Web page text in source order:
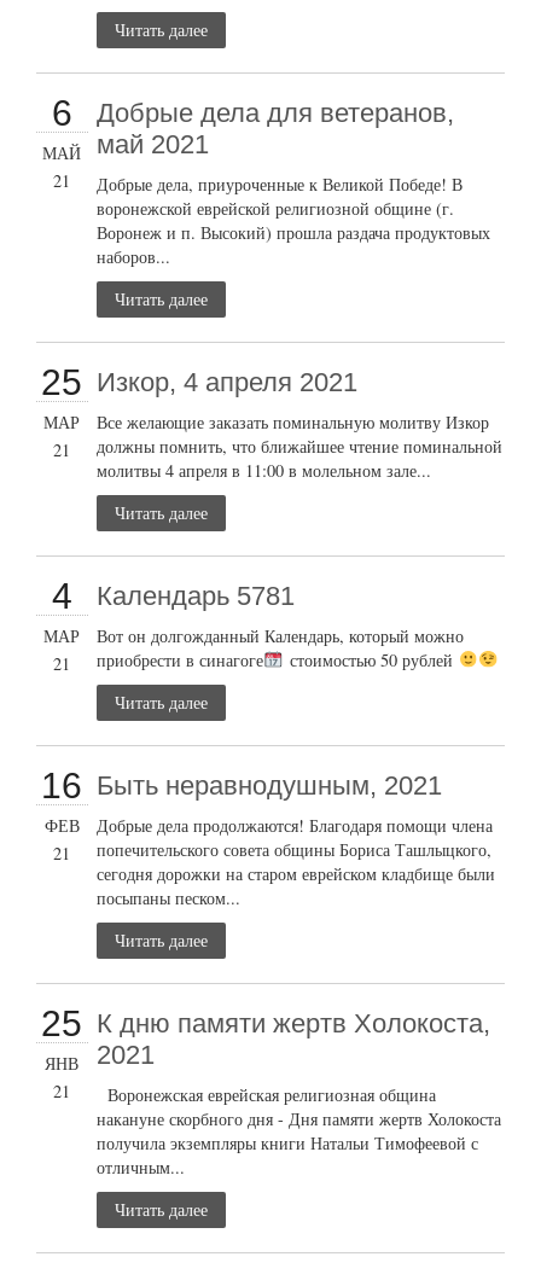
Читать далее
6
МАЙ
21
Добрые дела для ветеранов,
май 2021
Добрые дела, приуроченные к Великой Победе! В
воронежской еврейской религиозной общине (г.
Воронеж и п. Высокий) прошла раздача продуктовых
наборов...
Читать далее
25
МАР
21
Изкор, 4 апреля 2021
Все желающие заказать поминальную молитву Изкор
должны помнить, что ближайшее чтение поминальной
молитвы 4 апреля в 11:00 в молельном зале...
Читать далее
4
МАР
21
Календарь 5781
Вот он долгожданный Календарь, который можно
приобрести в синагоге
стоимостью 50 рублей
Читать далее
16
ФЕВ
21
Быть неравнодушным, 2021
Добрые дела продолжаются! Благодаря помощи члена
попечительского совета общины Бориса Ташлыцкого,
сегодня дорожки на старом еврейском кладбище были
посыпаны песком...
Читать далее
25
ЯНВ
21
К дню памяти жертв Холокоста,
2021
Воронежская еврейская религиозная община
накануне скорбного дня - Дня памяти жертв Холокоста
получила экземпляры книги Натальи Тимофеевой с
отличным...
Читать далее